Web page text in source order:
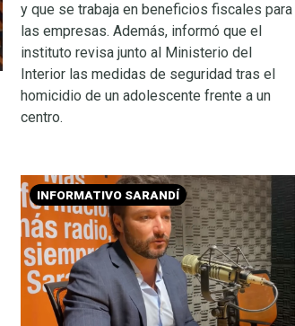
y que se trabaja en beneficios fiscales para
las empresas. Además, informó que el
instituto revisa junto al Ministerio del
Interior las medidas de seguridad tras el
homicidio de un adolescente frente a un
centro.
INFORMATIVO SARANDÍ